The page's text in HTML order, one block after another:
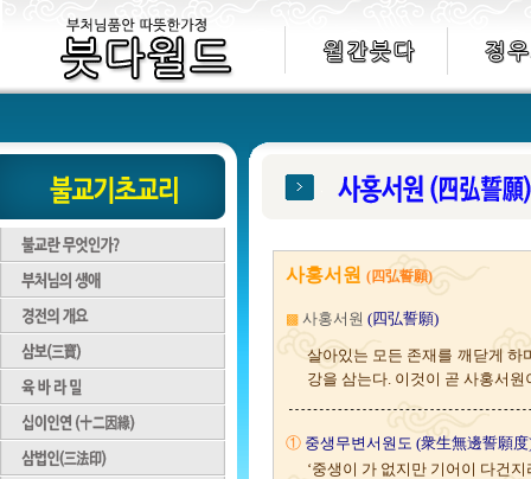
사홍서원 (四弘誓願)
▩ 사홍서원 (四弘誓願)
살아있는 모든 존재를 깨닫게 하
강을 삼는다. 이것이 곧 사홍서원
① 중생무변서원도 (衆生無邊誓願度
‘중생이 가 없지만 기어이 다건지